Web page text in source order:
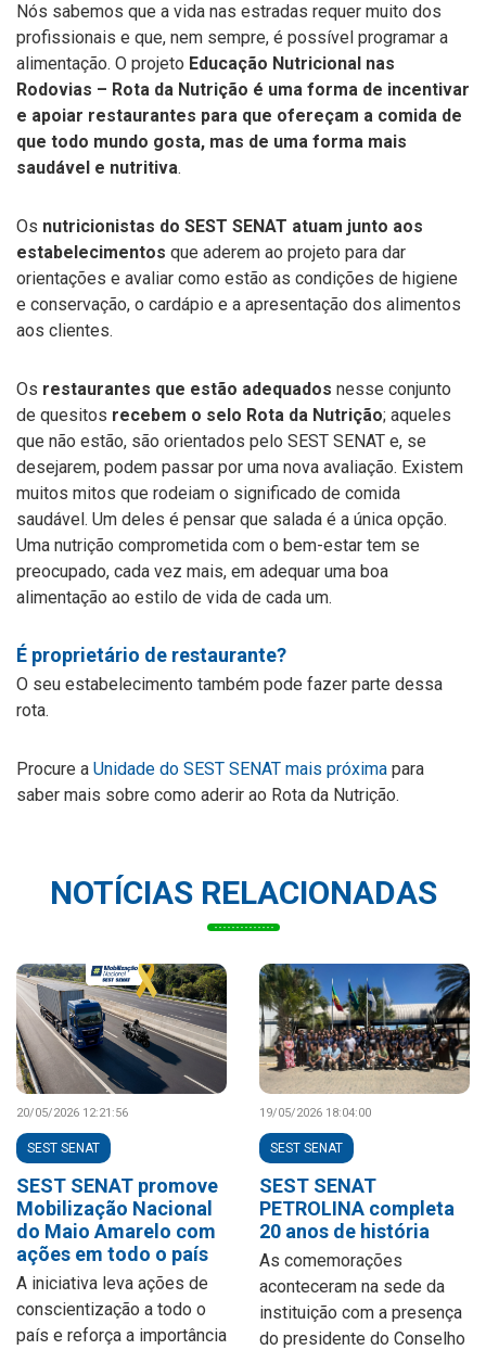
Nós sabemos que a vida nas estradas requer muito dos
profissionais e que, nem sempre, é possível programar a
alimentação. O projeto Educação Nutricional nas
Rodovias – Rota da Nutrição é uma forma de incentivar
e apoiar restaurantes para que ofereçam a comida de
que todo mundo gosta, mas de uma forma mais
saudável e nutritiva.
Os nutricionistas do SEST SENAT atuam junto aos
estabelecimentos que aderem ao projeto para dar
orientações e avaliar como estão as condições de higiene
e conservação, o cardápio e a apresentação dos alimentos
aos clientes.
Os restaurantes que estão adequados nesse conjunto
de quesitos recebem o selo Rota da Nutrição; aqueles
que não estão, são orientados pelo SEST SENAT e, se
desejarem, podem passar por uma nova avaliação. Existem
muitos mitos que rodeiam o significado de comida
saudável. Um deles é pensar que salada é a única opção.
Uma nutrição comprometida com o bem-estar tem se
preocupado, cada vez mais, em adequar uma boa
alimentação ao estilo de vida de cada um.
É proprietário de restaurante?
O seu estabelecimento também pode fazer parte dessa
rota.
Procure a Unidade do SEST SENAT mais próxima para
saber mais sobre como aderir ao Rota da Nutrição.
NOTÍCIAS RELACIONADAS
20/05/2026 12:21:56
SEST SENAT
SEST SENAT promove
Mobilização Nacional
do Maio Amarelo com
ações em todo o país
A iniciativa leva ações de
conscientização a todo o
país e reforça a importância
19/05/2026 18:04:00
SEST SENAT
SEST SENAT
PETROLINA completa
20 anos de história
As comemorações
aconteceram na sede da
instituição com a presença
do presidente do Conselho